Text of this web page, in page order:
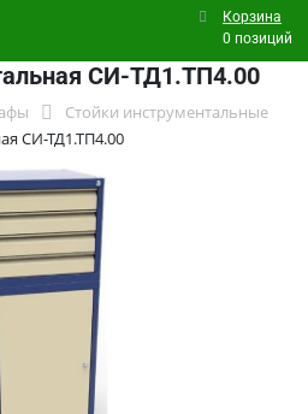
Корзина
0 позиций
СИ-ТД1.ТП4.00
Стойки инструментальные
СИ-ТД1.ТП4.00